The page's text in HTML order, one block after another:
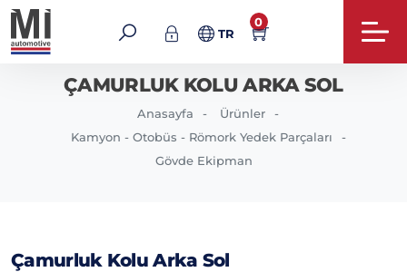
TR
0
ÇAMURLUK KOLU ARKA SOL
Anasayfa
Ürünler
Kamyon - Otobüs - Römork Yedek Parçaları
Gövde Ekipman
Çamurluk Kolu Arka Sol